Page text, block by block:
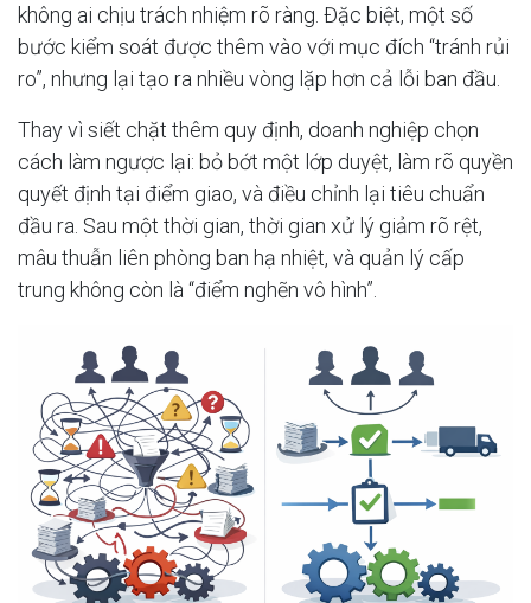
không ai chịu trách nhiệm rõ ràng. Đặc biệt, một số
bước kiểm soát được thêm vào với mục đích “tránh rủi
ro”, nhưng lại tạo ra nhiều vòng lặp hơn cả lỗi ban đầu.
Thay vì siết chặt thêm quy định, doanh nghiệp chọn
cách làm ngược lại: bỏ bớt một lớp duyệt, làm rõ quyền
quyết định tại điểm giao, và điều chỉnh lại tiêu chuẩn
đầu ra. Sau một thời gian, thời gian xử lý giảm rõ rệt,
mâu thuẫn liên phòng ban hạ nhiệt, và quản lý cấp
trung không còn là “điểm nghẽn vô hình”.